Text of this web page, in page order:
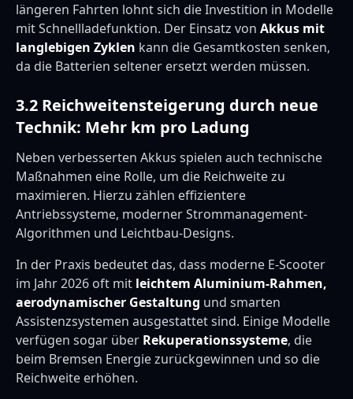
längeren Fahrten lohnt sich die Investition in Modelle
mit Schnellladefunktion. Der Einsatz von Akkus mit
langlebigen Zyklen kann die Gesamtkosten senken,
da die Batterien seltener ersetzt werden müssen.
3.2 Reichweitensteigerung durch neue
Technik: Mehr km pro Ladung
Neben verbesserten Akkus spielen auch technische
Maßnahmen eine Rolle, um die Reichweite zu
maximieren. Hierzu zählen effizientere
Antriebssysteme, moderner Strommanagement-
Algorithmen und Leichtbau-Designs.
In der Praxis bedeutet das, dass moderne E-Scooter
im Jahr 2026 oft mit leichtem Aluminium-Rahmen,
aerodynamischer Gestaltung und smarten
Assistenzsystemen ausgestattet sind. Einige Modelle
verfügen sogar über Rekuperationssysteme, die
beim Bremsen Energie zurückgewinnen und so die
Reichweite erhöhen.